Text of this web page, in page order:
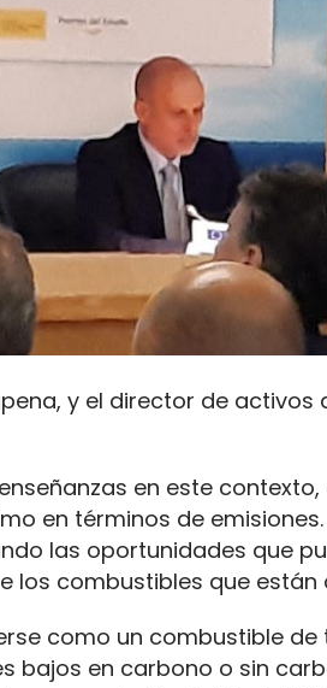
y el director de activos
en este
en términos de
las oportunidades que
los combustibles que están
como un combustible
bajos en carbono o sin